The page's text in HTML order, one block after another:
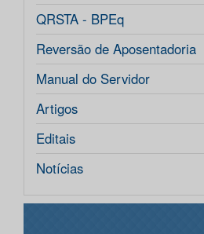
QRSTA - BPEq
Reversão de Aposentadoria
Manual do Servidor
Artigos
Editais
Notícias